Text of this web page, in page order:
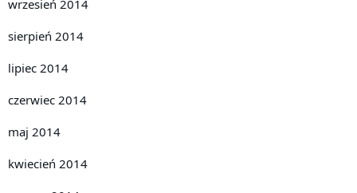
wrzesień 2014
sierpień 2014
lipiec 2014
czerwiec 2014
maj 2014
kwiecień 2014